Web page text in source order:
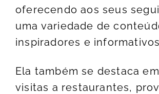
oferecendo aos seus
uma variedade de
inspiradores e
Ela também se destaca
visitas a restaurantes,